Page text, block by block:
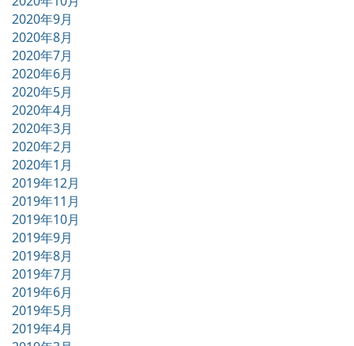
2020年9月
2020年8月
2020年7月
2020年6月
2020年5月
2020年4月
2020年3月
2020年2月
2020年1月
2019年12月
2019年11月
2019年10月
2019年9月
2019年8月
2019年7月
2019年6月
2019年5月
2019年4月